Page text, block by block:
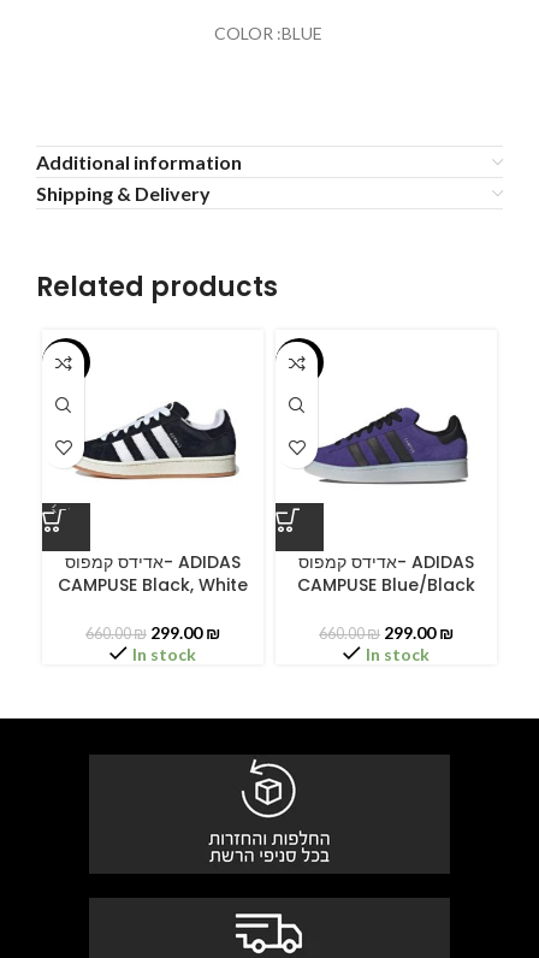
COLOR :BLUE
Additional information
Shipping & Delivery
Related products
-55%
אדידס קמפוס- ADIDAS
CAMPUSE Black, White
660.00₪ 299.00₪
In stock
-55%
אדידס קמפוס- ADIDAS
CAMPUSE Blue/Black
660.00₪ 299.00₪
In stock